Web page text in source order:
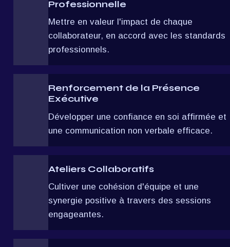
Professionnelle
Mettre en valeur l'impact de chaque
collaborateur, en accord avec les standards
professionnels.
Renforcement de la Présence
Exécutive
Développer une confiance en soi affirmée et
une communication non verbale efficace.
Ateliers Collaboratifs
Cultiver une cohésion d'équipe et une
synergie positive à travers des sessions
engageantes.